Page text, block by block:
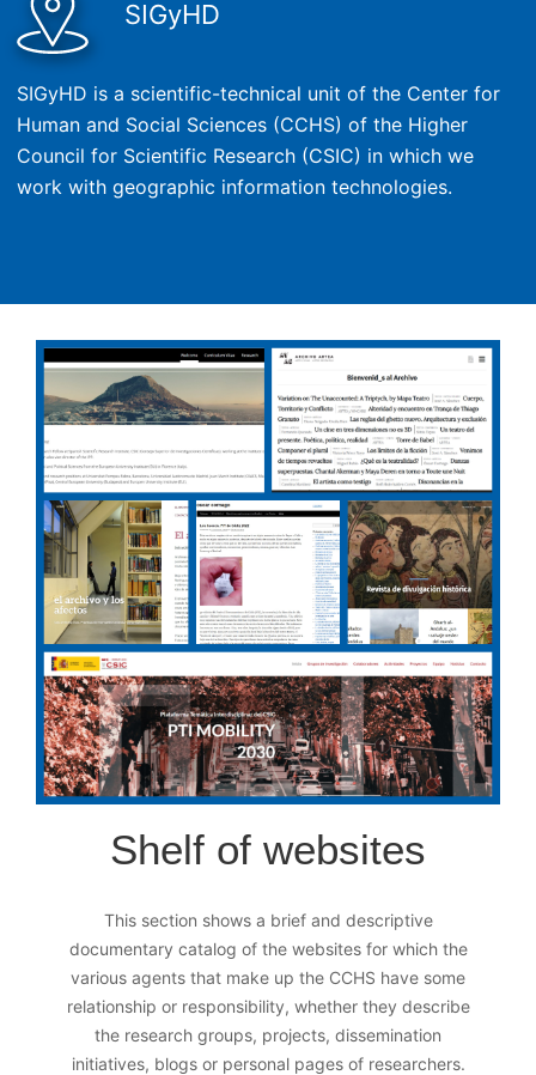
SIGyHD
SIGyHD is a scientific-technical unit of the Center for
Human and Social Sciences (CCHS) of the Higher
Council for Scientific Research (CSIC) in which we
work with geographic information technologies.
Shelf of websites
This section shows a brief and descriptive
documentary catalog of the websites for which the
various agents that make up the CCHS have some
relationship or responsibility, whether they describe
the research groups, projects, dissemination
initiatives, blogs or personal pages of researchers.